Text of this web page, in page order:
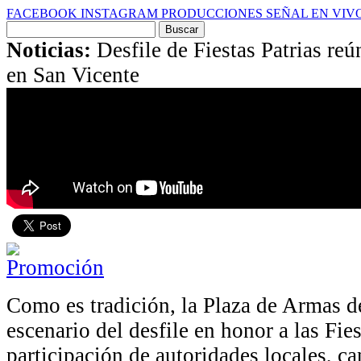
FACEBOOK INSTAGRAM PRODUCCIONES SEÑAL EN
por:
Noticias: Desfile de Fiestas Patrias
en San Vicente
Como es tradición, la Plaza de Armas
escenario del desfile en honor a las
participación de autoridades locales,